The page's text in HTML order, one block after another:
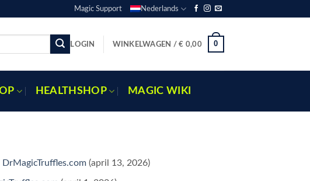
Magic Support Nederlands
LOGIN WINKELWAGEN /€ 0,00 0
HEALTHSHOP MAGIC WIKI
(april 13, 2026)